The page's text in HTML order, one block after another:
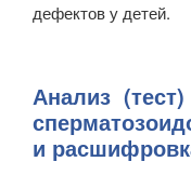
дефектов у детей.
Анализ
и